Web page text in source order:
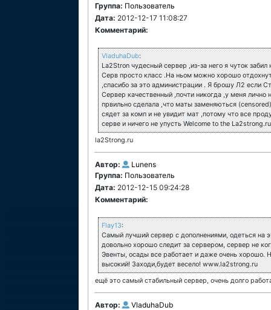
Группа: Пользователь
Дата: 2012-12-17 11:08:27
Комментарий:
VladuhaDub:
La2Stron чудесный сервер ,из-за него я чуток
Серв просто класс .На ньом можно хорошо
,спасибо за это администрации . Я брошу Л2 если
Сервер качественный ,почти никогда ,у меня лично
првильно сделала ,что маты заменяються
сядет за комп и не увидит мат ,потому что все
серве и ничего не упусть Welcome to the
la2Strong.ru
Автор:
Lunens
Группа: Пользователь
Дата: 2012-12-15 09:24:28
Комментарий:
Flay13:
Самый лучший сервер с дополнениями, одеться на
довольно хорошо следит за сервером, сервер не
Эвенты, осады все работает и даже очень хорошо.
высокий! Заходи,будет весело! www.la2strong.ru
ещё это самый стабильный сервер, очень долго
Автор:
VladuhaDub